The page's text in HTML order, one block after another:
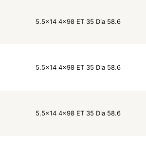
5.5x14 4x98 ET 35 Dia 58.6
5.5x14 4x98 ET 35 Dia 58.6
5.5x14 4x98 ET 35 Dia 58.6